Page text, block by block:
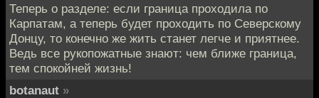
Теперь о разделе: если граница проходила по
Карпатам, а теперь будет проходить по Северскому
Донцу, то конечно же жить станет легче и приятнее.
Ведь все рукопожатные знают: чем ближе граница,
тем спокойней жизнь!
botanaut »